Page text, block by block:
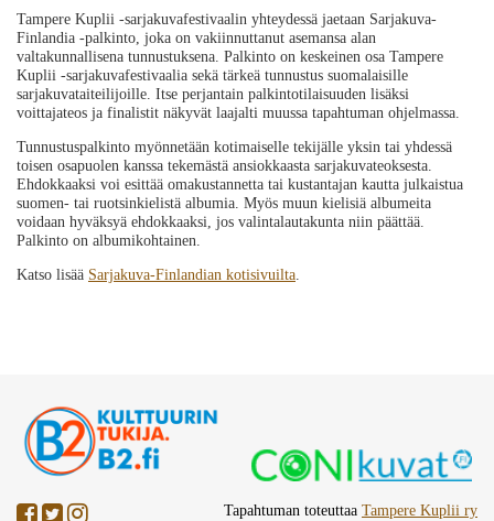
Tampere Kuplii -sarjakuvafestivaalin yhteydessä jaetaan Sarjakuva-
Finlandia -palkinto, joka on vakiinnuttanut asemansa alan
valtakunnallisena tunnustuksena. Palkinto on keskeinen osa Tampere
Kuplii -sarjakuvafestivaalia sekä tärkeä tunnustus suomalaisille
sarjakuvataiteilijoille. Itse perjantain palkintotilaisuuden lisäksi
voittajateos ja finalistit näkyvät laajalti muussa tapahtuman ohjelmassa.
Tunnustuspalkinto myönnetään kotimaiselle tekijälle yksin tai yhdessä
toisen osapuolen kanssa tekemästä ansiokkaasta sarjakuvateoksesta.
Ehdokkaaksi voi esittää omakustannetta tai kustantajan kautta julkaistua
suomen- tai ruotsinkielistä albumia. Myös muun kielisiä albumeita
voidaan hyväksyä ehdokkaaksi, jos valintalautakunta niin päättää.
Palkinto on albumikohtainen.
Katso lisää Sarjakuva-Finlandian kotisivuilta.
Tapahtuman toteuttaa Tampere Kuplii ry